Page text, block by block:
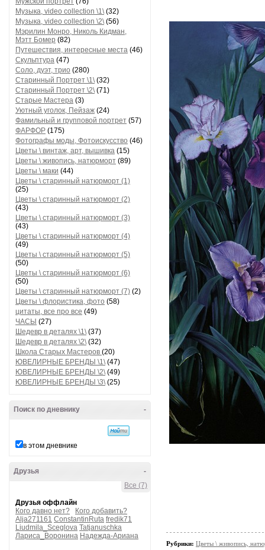
Музыка, video collection \1\(32)
Музыка, video collection \2\(56)
Мэрилин Монро, Николь Кидман,
Мэтт Бомер (82)
Путешествия, интересные места (46)
Скульптура (47)
Соло, дуэт, трио (280)
Старинный Портрет \1\(32)
Старинный Портрет \2\(71)
Старые Мастера (3)
Уютный уголок, Пейзаж (24)
Фамильный и групповой портрет (57)
ФАРФОР (175)
Фотографы моды, Фотоискусство (46)
Цветы \ винтаж, арт, вышивка (15)
Цветы \ живопись, натюрморт (89)
Цветы \ маки (44)
Цветы \ старинный натюрморт (1)
(25)
Цветы \ старинный натюрморт (2)
(43)
Цветы \ старинный натюрморт (3)
(43)
Цветы \ старинный натюрморт (4)
(49)
Цветы \ старинный натюрморт (5)
(50)
Цветы \ старинный натюрморт (6)
(50)
Цветы \ старинный натюрморт (7) (2)
Цветы \ флористика, фото (58)
цитаты, все про все (49)
ЧАСЫ (27)
Шедевр в деталях \1\(37)
Шедевр в деталях \2\(32)
Школа Старых Мастеров (20)
ЮВЕЛИРНЫЕ БРЕНДЫ \1\(47)
ЮВЕЛИРНЫЕ БРЕНДЫ \2\(49)
ЮВЕЛИРНЫЕ БРЕНДЫ \3\(25)
-
Поиск по дневнику
в этом дневнике
-
Друзья
Все (7)
Друзья оффлайн
Кого давно нет?
Кого добавить?
Alja271161 ConstantinRuta fredik71
Liudmila_Sceglova Tatjanuschka
Лариса_Воронина Надежда-Ариана
Рубрики: Цветы \ живопись,